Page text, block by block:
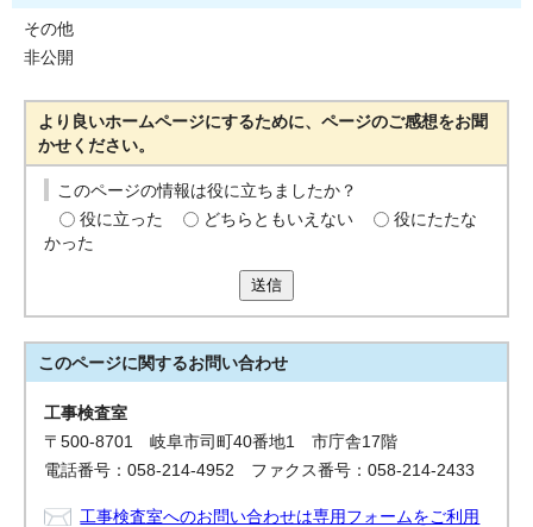
その他
非公開
より良いホームページにするために、ページのご感想をお聞
かせください。
このページの情報は役に立ちましたか？
役に立った
どちらともいえない
役にたたな
かった
送信
このページに関するお問い合わせ
工事検査室
〒500-8701 岐阜市司町40番地1 市庁舎17階
電話番号：058-214-4952 ファクス番号：058-214-2433
工事検査室へのお問い合わせは専用フォームをご利用